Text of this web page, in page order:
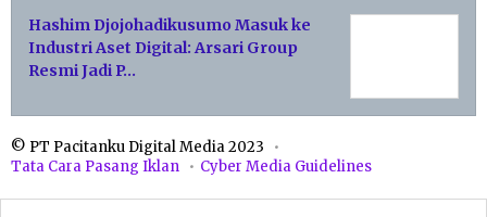
Hashim Djojohadikusumo Masuk ke
Industri Aset Digital: Arsari Group
Resmi Jadi P…
© PT Pacitanku Digital Media 2023
Tata Cara Pasang Iklan
Cyber Media Guidelines